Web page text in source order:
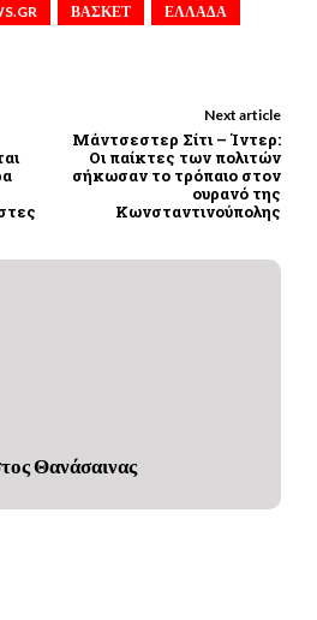
ΒΑΣΚΕΤ
ΕΛΛΑΔΑ
Next article
Μάντσεστερ Σίτι – Ίντερ:
Οι παίκτες των πολιτών
σήκωσαν το τρόπαιο στον
ουρανό της
Κωνσταντινούπολης
Θανάσαινας